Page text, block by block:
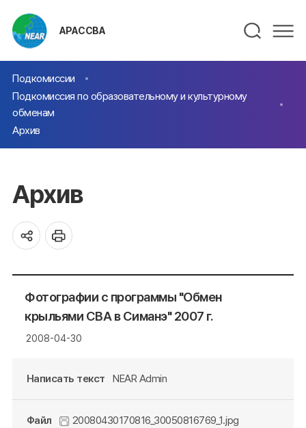
АРАССВА
Подкомиссии
Подкомиссия по образовательному и культурному
обменам
Архив
Архив
Фотографии с программы "Обмен
крыльями СВА в Симанэ" 2007 г.
2008-04-30
Написать текст NEAR Admin
Файл 20080430170816_30050816769_1.jpg